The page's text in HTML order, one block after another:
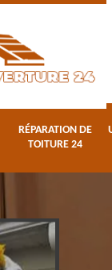
RÉPARATION DE
TOITURE 24